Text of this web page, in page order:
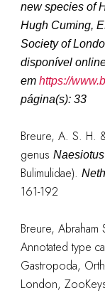
new species of
Hugh Cuming,
Society of
disponível
em https://
página(s): 33
Breure, A. S. H.
genus Naesiotus
Bulimulidae).
161-192
Breure,
Annotated type
Gastropoda,
London,